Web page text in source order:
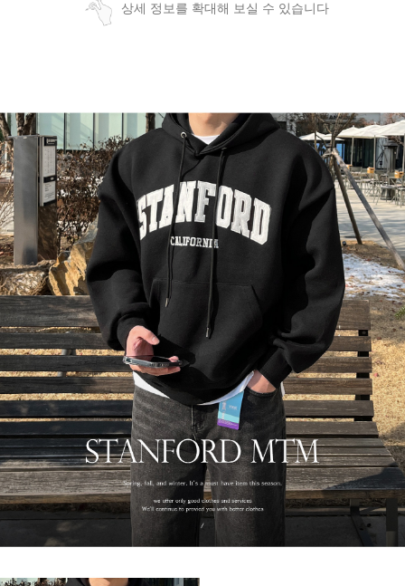
상세 정보를 확대해 보실 수 있습니다